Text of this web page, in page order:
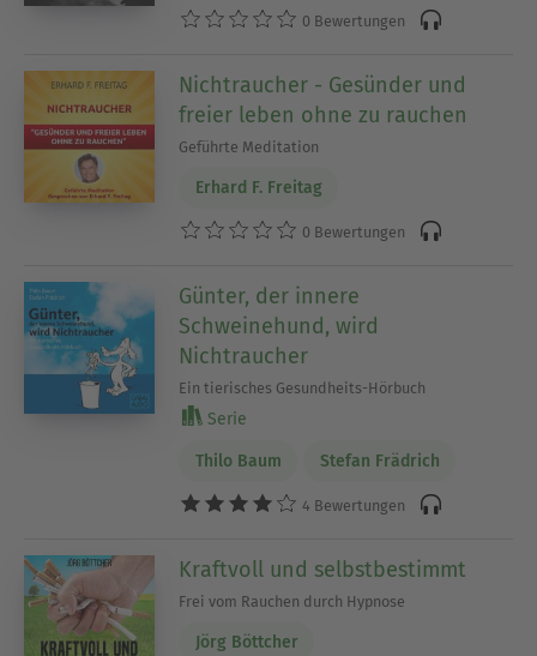
0 Bewertungen
Nichtraucher - Gesünder und
freier leben ohne zu rauchen
Geführte Meditation
Erhard F. Freitag
0 Bewertungen
Günter, der innere
Schweinehund, wird
Nichtraucher
Ein tierisches Gesundheits-Hörbuch
Serie
Thilo Baum Stefan Frädrich
4 Bewertungen
Kraftvoll und selbstbestimmt
Frei vom Rauchen durch Hypnose
Jörg Böttcher